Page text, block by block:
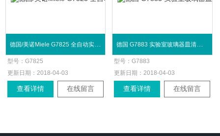
型号：G7825
更新日期：2018-04-03
查看详情 在线留言
型号：G7883
更新日期：2018-04-03
查看详情 在线留言